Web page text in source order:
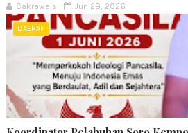
Cakrawals Jun 29, 2026
DAERAH